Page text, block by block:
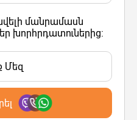
մանրամասն
խորհրդատուներից:
Մեզ